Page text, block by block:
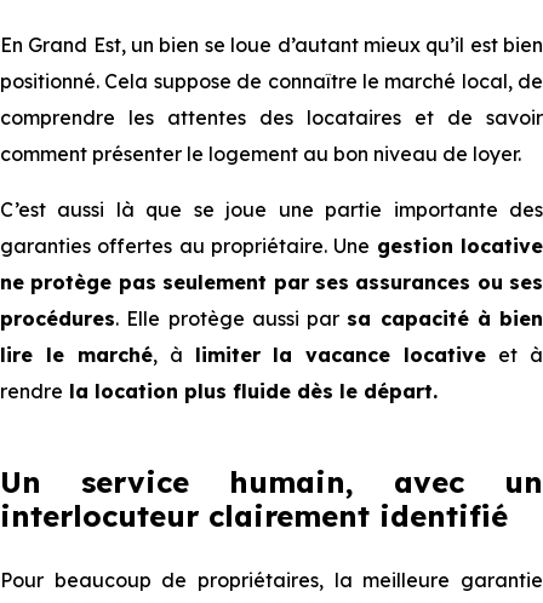
En Grand Est, un bien se loue d’autant mieux qu’il est bien
positionné. Cela suppose de connaître le marché local, de
comprendre les attentes des locataires et de savoir
comment présenter le logement au bon niveau de loyer.
C’est aussi là que se joue une partie importante des
garanties offertes au propriétaire. Une gestion locative
ne protège pas seulement par ses assurances ou ses
procédures. Elle protège aussi par sa capacité à bien
lire le marché, à limiter la vacance locative et à
rendre la location plus fluide dès le départ.
Un service humain, avec un
interlocuteur clairement identifié
Pour beaucoup de propriétaires, la meilleure garantie